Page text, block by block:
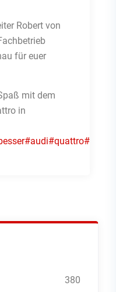
Robert von
für euer
mit dem
in
#audi#quattro
380